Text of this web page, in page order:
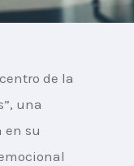
de la
una
en su